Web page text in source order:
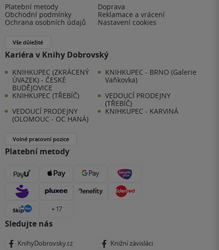
Platební metody
Doprava
Obchodní podmínky
Reklamace a vrácení
Ochrana osobních údajů
Nastavení cookies
Vše důležité
Kariéra v Knihy Dobrovský
KNIHKUPEC (ZKRÁCENÝ
ÚVAZEK) - ČESKÉ
BUDĚJOVICE
KNIHKUPEC - BRNO (Galerie
Vaňkovka)
KNIHKUPEC (TŘEBÍČ)
VEDOUCÍ PRODEJNY
(TŘEBÍČ)
VEDOUCÍ PRODEJNY
(OLOMOUC - OC HANÁ)
KNIHKUPEC - KARVINÁ
Volné pracovní pozice
Platební metody
+ 17
Sledujte nás
KnihyDobrovsky.cz Knižní závisláci